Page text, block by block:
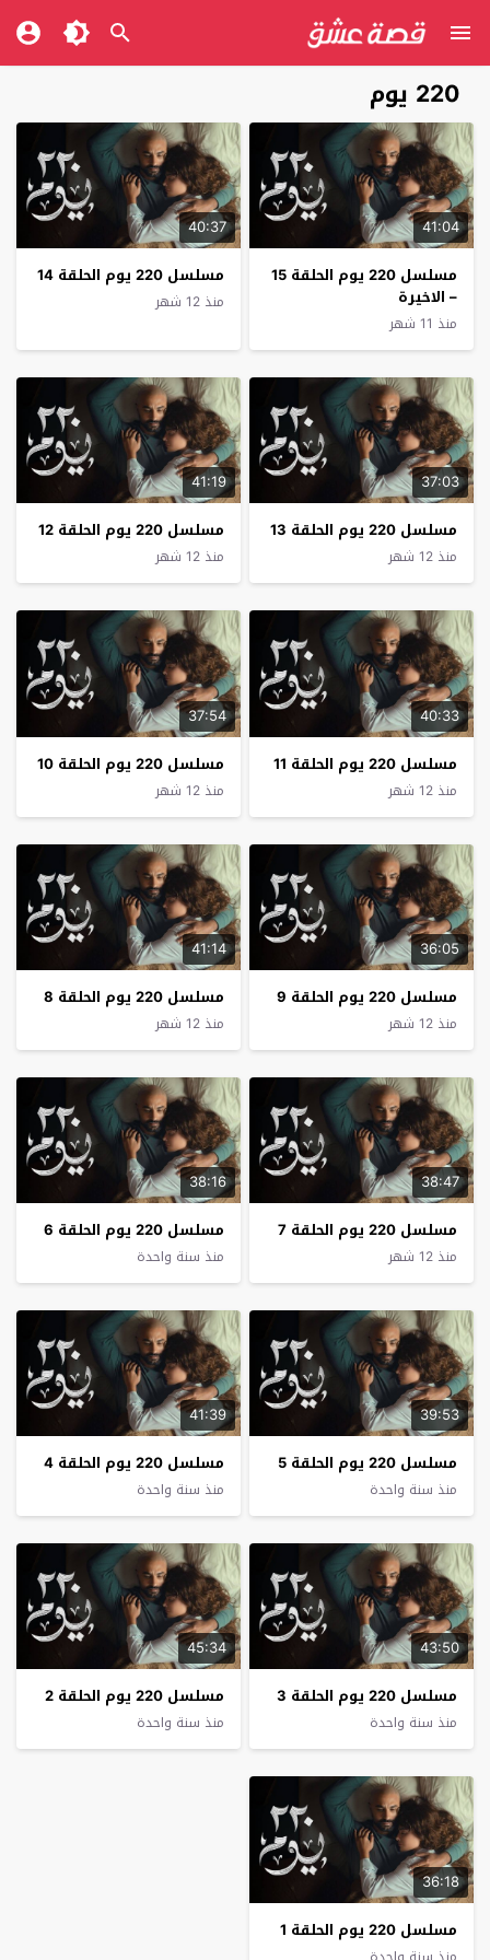
220 يوم
41:04
مسلسل 220 يوم الحلقة 15
– الاخيرة
منذ 11 شهر
40:37
مسلسل 220 يوم الحلقة 14
منذ 12 شهر
37:03
مسلسل 220 يوم الحلقة 13
منذ 12 شهر
41:19
مسلسل 220 يوم الحلقة 12
منذ 12 شهر
40:33
مسلسل 220 يوم الحلقة 11
منذ 12 شهر
37:54
مسلسل 220 يوم الحلقة 10
منذ 12 شهر
36:05
مسلسل 220 يوم الحلقة 9
منذ 12 شهر
41:14
مسلسل 220 يوم الحلقة 8
منذ 12 شهر
38:47
مسلسل 220 يوم الحلقة 7
منذ 12 شهر
38:16
مسلسل 220 يوم الحلقة 6
منذ سنة واحدة
39:53
مسلسل 220 يوم الحلقة 5
منذ سنة واحدة
41:39
مسلسل 220 يوم الحلقة 4
منذ سنة واحدة
43:50
مسلسل 220 يوم الحلقة 3
منذ سنة واحدة
45:34
مسلسل 220 يوم الحلقة 2
منذ سنة واحدة
36:18
مسلسل 220 يوم الحلقة 1